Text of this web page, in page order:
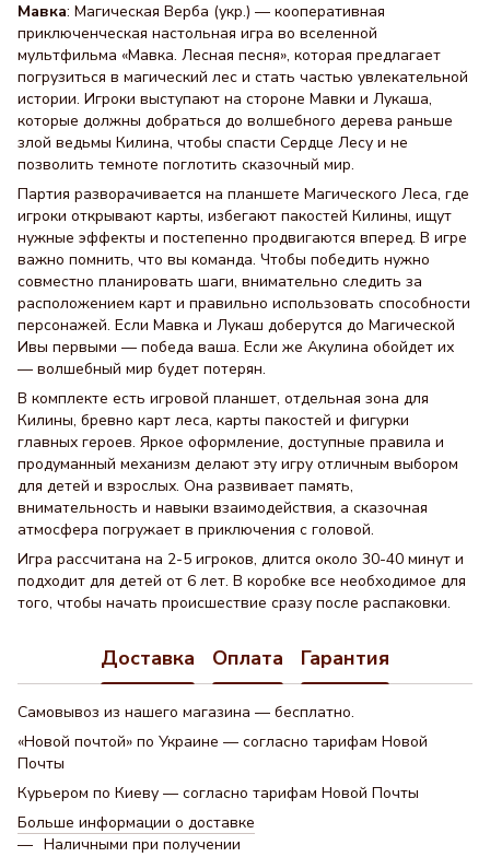
Мавка: Магическая Верба (укр.) — кооперативная
приключенческая настольная игра во вселенной
мультфильма «Мавка. Лесная песня», которая предлагает
погрузиться в магический лес и стать частью увлекательной
истории. Игроки выступают на стороне Мавки и Лукаша,
которые должны добраться до волшебного дерева раньше
злой ведьмы Килина, чтобы спасти Сердце Лесу и не
позволить темноте поглотить сказочный мир.
Партия разворачивается на планшете Магического Леса, где
игроки открывают карты, избегают пакостей Килины, ищут
нужные эффекты и постепенно продвигаются вперед. В игре
важно помнить, что вы команда. Чтобы победить нужно
совместно планировать шаги, внимательно следить за
расположением карт и правильно использовать способности
персонажей. Если Мавка и Лукаш доберутся до Магической
Ивы первыми — победа ваша. Если же Акулина обойдет их
— волшебный мир будет потерян.
В комплекте есть игровой планшет, отдельная зона для
Килины, бревно карт леса, карты пакостей и фигурки
главных героев. Яркое оформление, доступные правила и
продуманный механизм делают эту игру отличным выбором
для детей и взрослых. Она развивает память,
внимательность и навыки взаимодействия, а сказочная
атмосфера погружает в приключения с головой.
Игра рассчитана на 2-5 игроков, длится около 30-40 минут и
подходит для детей от 6 лет. В коробке все необходимое для
того, чтобы начать происшествие сразу после распаковки.
Доставка Оплата Гарантия
Самовывоз из нашего магазина — бесплатно.
«Новой почтой» по Украине — согласно тарифам Новой
Почты
Курьером по Киеву — согласно тарифам Новой Почты
Больше информации о доставке
Наличными при получении